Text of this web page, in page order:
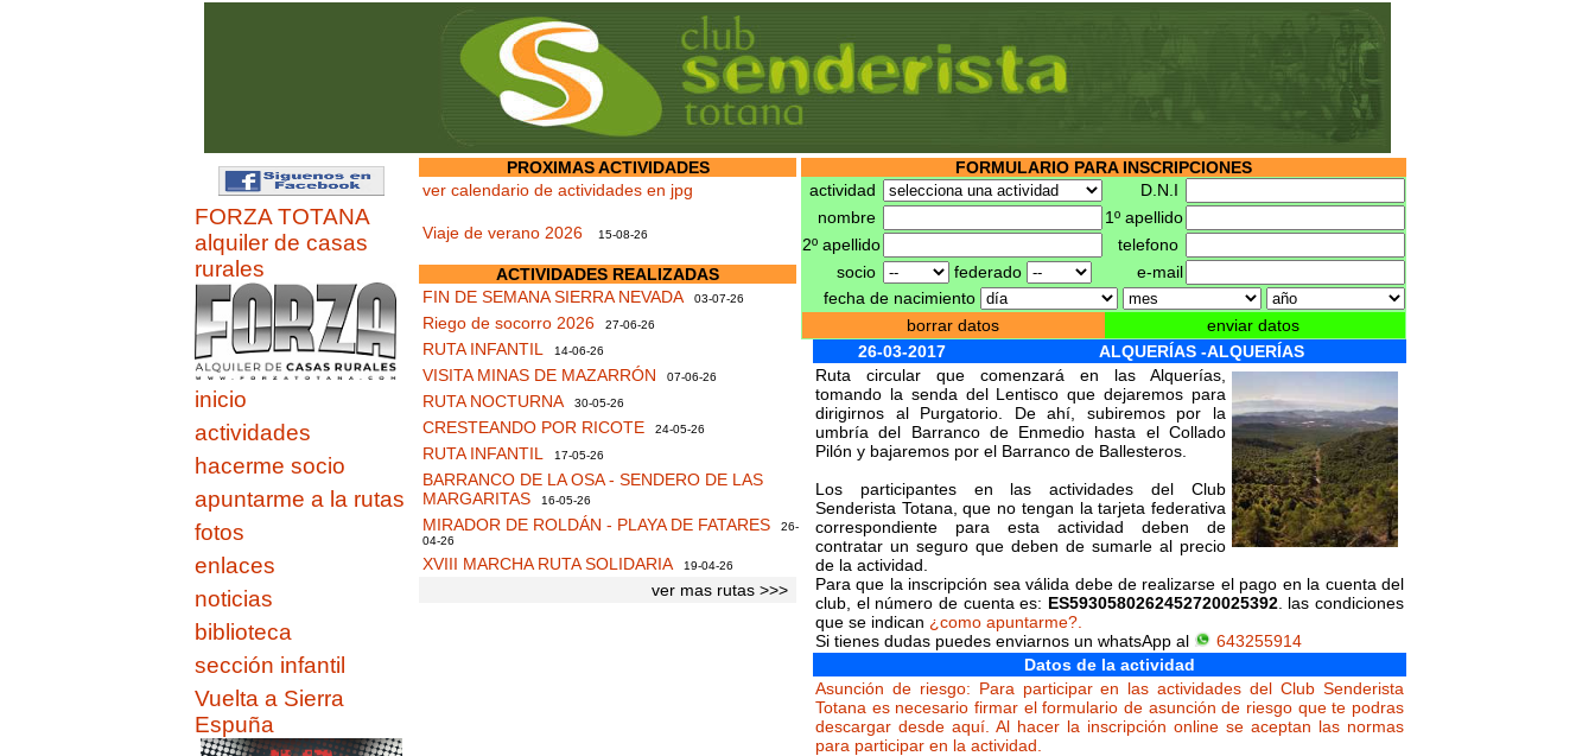
FORZA TOTANA
alquiler de casas
rurales
inicio
actividades
hacerme socio
apuntarme a la rutas
fotos
enlaces
noticias
biblioteca
sección infantil
Vuelta a Sierra
Espuña
PROXIMAS ACTIVIDADES
ver calendario de actividades en jpg
Viaje de verano 2026 15-08-26
ACTIVIDADES REALIZADAS
FIN DE SEMANA SIERRA NEVADA 03-07-26
Riego de socorro 2026 27-06-26
RUTA INFANTIL 14-06-26
VISITA MINAS DE MAZARRÓN 07-06-26
RUTA NOCTURNA 30-05-26
CRESTEANDO POR RICOTE 24-05-26
RUTA INFANTIL 17-05-26
BARRANCO DE LA OSA - SENDERO DE LAS
MARGARITAS 16-05-26
MIRADOR DE ROLDÁN - PLAYA DE FATARES 26-
04-26
XVIII MARCHA RUTA SOLIDARIA 19-04-26
ver mas rutas >>>
FORMULARIO PARA INSCRIPCIONES
actividad
D.N.I
nombre
1º apellido
2º apellido
telefono
socio
federado
e-mail
fecha de nacimiento
borrar datos
enviar datos
26-03-2017
ALQUERÍAS -ALQUERÍAS
Ruta circular que comenzará en las Alquerías,
tomando la senda del Lentisco que dejaremos para
dirigirnos al Purgatorio. De ahí, subiremos por la
umbría del Barranco de Enmedio hasta el Collado
Pilón y bajaremos por el Barranco de Ballesteros.
Los participantes en las actividades del Club
Senderista Totana, que no tengan la tarjeta federativa
correspondiente para esta actividad deben de
contratar un seguro que deben de sumarle al precio
de la actividad.
Para que la inscripción sea válida debe de realizarse el pago en la cuenta del
club, el número de cuenta es: ES5930580262452720025392. las condiciones
que se indican ¿como apuntarme?.
Si tienes dudas puedes enviarnos un whatsApp al
643255914
Datos de la actividad
Asunción de riesgo: Para participar en las actividades del Club Senderista
Totana es necesario firmar el formulario de asunción de riesgo que te podras
descargar desde aquí. Al hacer la inscripción online se aceptan las normas
para participar en la actividad.